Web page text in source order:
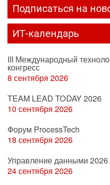
Подписаться на
ИТ-календарь
III Международный
конгресс
8 сентября 2026
TEAM LEAD TODAY 2026
10 сентября 2026
Форум ProcessTech
18 сентября 2026
Управление данными 2026
24 сентября 2026